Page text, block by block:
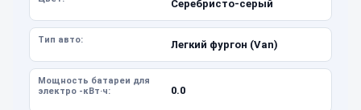
Серебристо-серый
Тип авто: Легкий фургон (Van)
Мощность батареи для
электро -кВт·ч:
0.0